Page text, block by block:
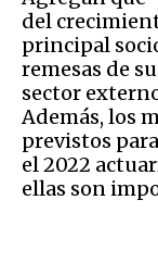
del
principal
remesas de
sector
Además, los
previstos
el 2022
ellas son